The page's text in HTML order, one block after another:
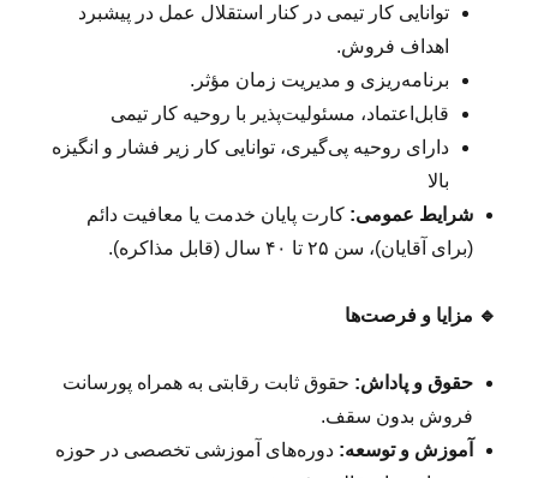
توانایی کار تیمی در کنار استقلال عمل در پیشبرد
اهداف فروش.
برنامه‌ریزی و مدیریت زمان مؤثر.
قابل‌اعتماد، مسئولیت‌پذیر با روحیه کار تیمی
دارای روحیه پی‌گیری، توانایی کار زیر فشار و انگیزه
بالا
شرایط عمومی: کارت پایان خدمت یا معافیت دائم
(برای آقایان)، سن ۲۵ تا ۴۰ سال (قابل مذاکره).
🔹 مزایا و فرصت‌ها
حقوق و پاداش: حقوق ثابت رقابتی به همراه پورسانت
فروش بدون سقف.
آموزش و توسعه: دوره‌های آموزشی تخصصی در حوزه